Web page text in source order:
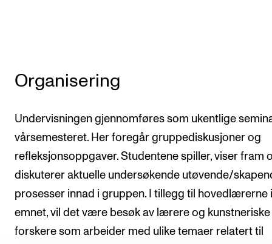
Organisering
Undervisningen gjennomføres som ukentlige
vårsemesteret. Her foregår gruppediskusjoner og
refleksjonsoppgaver. Studentene spiller, viser fram
diskuterer aktuelle undersøkende utøvende/
prosesser innad i gruppen. I tillegg til hovedlærerne i
emnet, vil det være besøk av lærere og kunstneriske
forskere som arbeider med ulike temaer relatert til